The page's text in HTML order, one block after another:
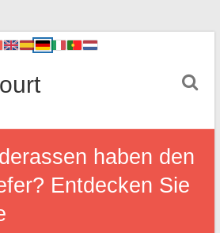
haben den
Entdecken Sie